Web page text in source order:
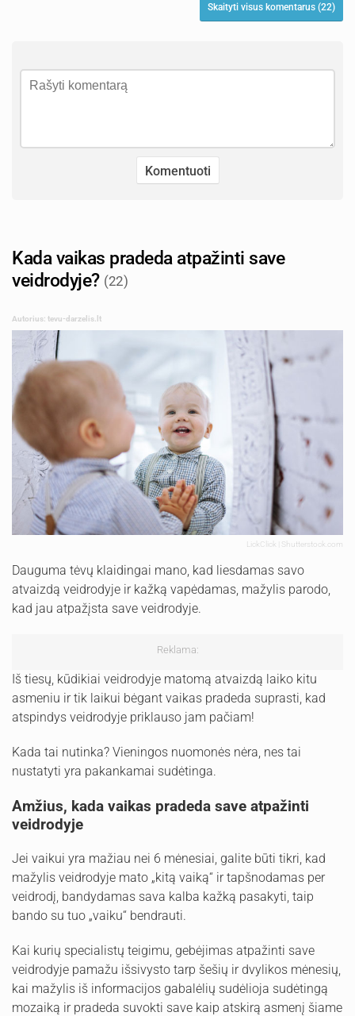
Skaityti visus komentarus (22)
Kada vaikas pradeda atpažinti save
veidrodyje? (22)
Autorius: tevu-darzelis.lt
LickClick | Shutterstock.com
Dauguma tėvų klaidingai mano, kad liesdamas savo
atvaizdą veidrodyje ir kažką vapėdamas, mažylis parodo,
kad jau atpažįsta save veidrodyje.
Reklama:
Iš tiesų, kūdikiai veidrodyje matomą atvaizdą laiko kitu
asmeniu ir tik laikui bėgant vaikas pradeda suprasti, kad
atspindys veidrodyje priklauso jam pačiam!
Kada tai nutinka? Vieningos nuomonės nėra, nes tai
nustatyti yra pakankamai sudėtinga.
Amžius, kada vaikas pradeda save atpažinti
veidrodyje
Jei vaikui yra mažiau nei 6 mėnesiai, galite būti tikri, kad
mažylis veidrodyje mato „kitą vaiką“ ir tapšnodamas per
veidrodį, bandydamas sava kalba kažką pasakyti, taip
bando su tuo „vaiku“ bendrauti.
Kai kurių specialistų teigimu, gebėjimas atpažinti save
veidrodyje pamažu išsivysto tarp šešių ir dvylikos mėnesių,
kai mažylis iš informacijos gabalėlių sudėlioja sudėtingą
mozaiką ir pradeda suvokti save kaip atskirą asmenį šiame